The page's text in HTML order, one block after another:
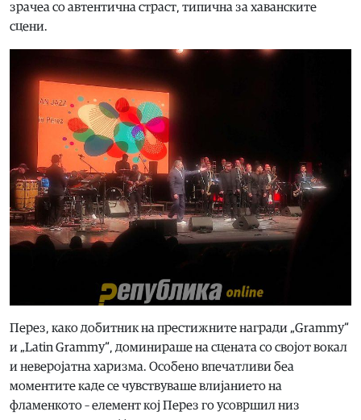
зрачеа со автентична страст, типична за хаванските
сцени.
Перез, како добитник на престижните награди „Grammy“
и „Latin Grammy“, доминираше на сцената со својот вокал
и неверојатна харизма. Особено впечатливи беа
моментите каде се чувствуваше влијанието на
фламенкото – елемент кој Перез го усовршил низ